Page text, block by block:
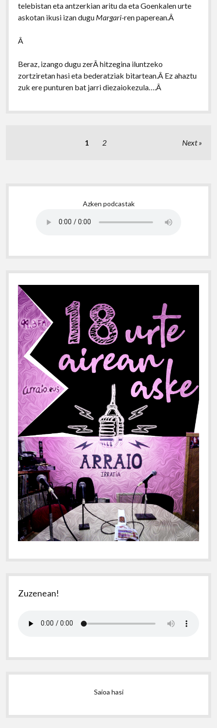
telebistan eta antzerkian aritu da eta Goenkalen urte
askotan ikusi izan dugu Margari-ren paperean.Â
Â
Beraz, izango dugu zerÂ hitzegina iluntzeko
zortziretan hasi eta bederatziak bitartean.Â Ez ahaztu
zuk ere punturen bat jarri diezaiokezula….Â
1 2 Next
Sidebar
Azken podcastak
Zuzenean!
Saioa hasi